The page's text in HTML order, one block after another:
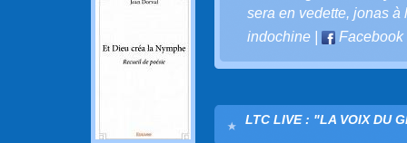
sera en vedette, jonas à
indochine
Facebook
LTC LIVE : "LA VOIX DU